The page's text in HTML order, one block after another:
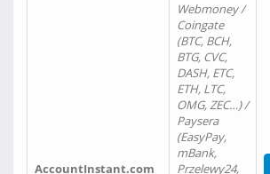
AccountInstant.com
Webmoney /
Coingate
(BTC, BCH,
BTG, CVC,
DASH, ETC,
ETH, LTC,
OMG, ZEC…) /
Paysera
(EasyPay,
mBank,
Przelewy24,